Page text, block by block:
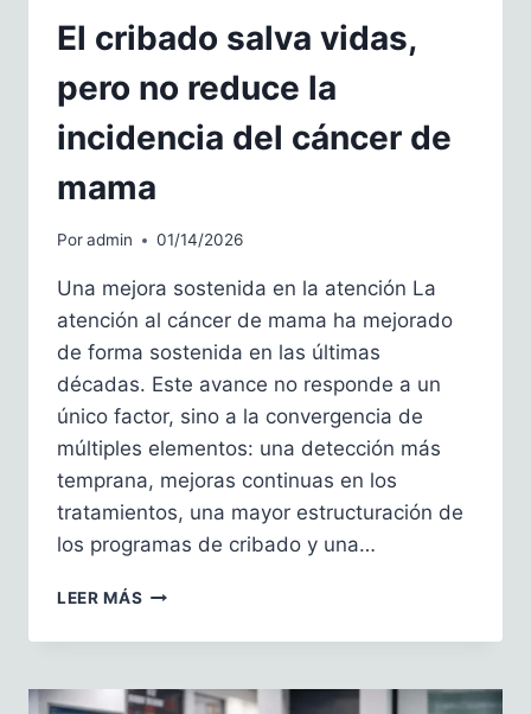
El cribado salva vidas,
pero no reduce la
incidencia del cáncer de
mama
Poradmin 01/14/2026
Una mejora sostenida en la atención La
atención al cáncer de mama ha mejorado
de forma sostenida en las últimas
décadas. Este avance no responde a un
único factor, sino a la convergencia de
múltiples elementos: una detección más
temprana, mejoras continuas en los
tratamientos, una mayor estructuración de
los programas de cribado y una…
LEER MÁS
SALVA
PERO